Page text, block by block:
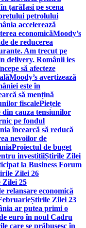
țarăIasi pe scena
petrolului
accelerează
economicăMoody’s
de reducerea
Am trecut pe
delivery. Românii ies
să afecteze
Moody’s avertizează
este în
să mențină
fiscalePiețele
din cauza tensiunilor
pe fondul
încearcă să reducă
nevoilor de
Proiectul de buget
investițiiȘtirile Zilei
la Business Forum
Zilei 26
Zilei 25
relansare economică
Știrile Zilei 23
ar putea primi o
euro în noul Cadru
care se prăbușesc în